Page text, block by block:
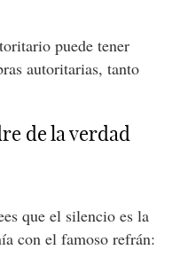
puede tener
autoritarias, tanto
de la verdad
que el silencio es la
con el famoso refrán: